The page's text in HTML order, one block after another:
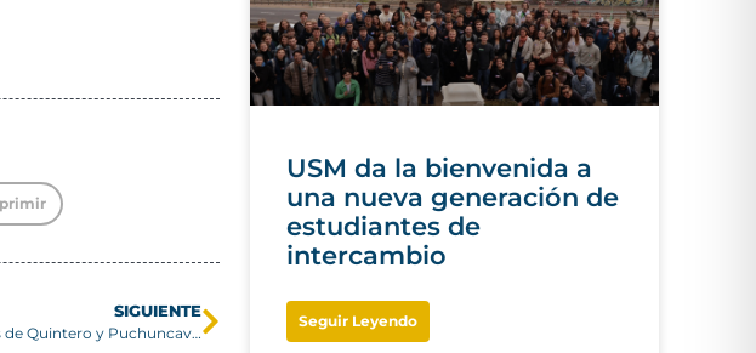
SIGUIENTE
USM y Codelco apoyan a estudiantes de Quintero y Puchuncaví en su ingreso a la universidad
USM da la bienvenida a
una nueva generación de
estudiantes de
intercambio
Seguir Leyendo